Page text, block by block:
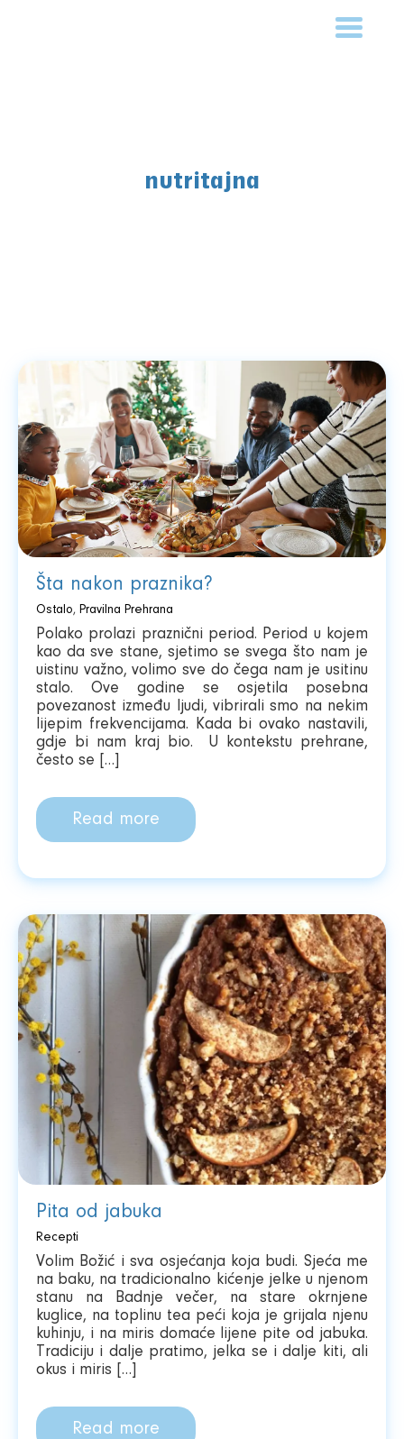
nutritajna
Šta nakon praznika?
Ostalo, Pravilna Prehrana
Polako prolazi praznični period. Period u kojem
kao da sve stane, sjetimo se svega što nam je
uistinu važno, volimo sve do čega nam je usitinu
stalo. Ove godine se osjetila posebna
povezanost između ljudi, vibrirali smo na nekim
lijepim frekvencijama. Kada bi ovako nastavili,
gdje bi nam kraj bio. U kontekstu prehrane,
često se […]
Read more
Pita od jabuka
Recepti
Volim Božić i sva osjećanja koja budi. Sjeća me
na baku, na tradicionalno kićenje jelke u njenom
stanu na Badnje večer, na stare okrnjene
kuglice, na toplinu tea peći koja je grijala njenu
kuhinju, i na miris domaće lijene pite od jabuka.
Tradiciju i dalje pratimo, jelka se i dalje kiti, ali
okus i miris […]
Read more